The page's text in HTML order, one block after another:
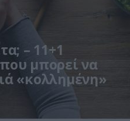
– 11+1
μπορεί να
«κολλημένη»